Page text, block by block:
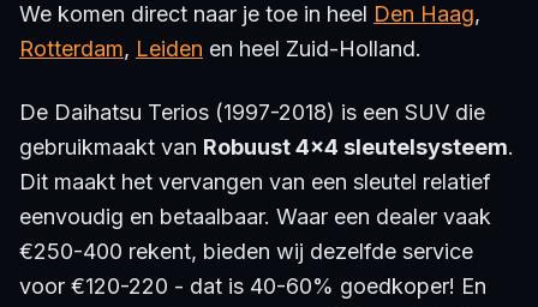
We komen direct naar je toe in heel Den Haag,
Rotterdam, Leiden en heel Zuid-Holland.
De Daihatsu Terios (1997-2018) is een SUV die
gebruikmaakt van Robuust 4x4 sleutelsysteem.
Dit maakt het vervangen van een sleutel relatief
eenvoudig en betaalbaar. Waar een dealer vaak
€250-400 rekent, bieden wij dezelfde service
voor €120-220 - dat is 40-60% goedkoper! En